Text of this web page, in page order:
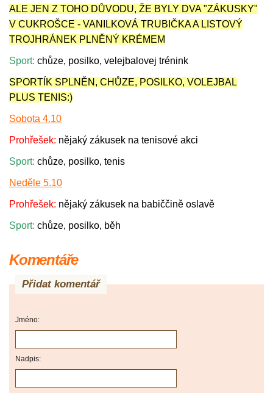
ALE JEN Z TOHO DŮVODU, ŽE BYLY DVA "ZÁKUSKY"
V CUKROŠCE - VANILKOVÁ TRUBIČKA A LISTOVÝ
TROJHRÁNEK PLNĚNÝ KRÉMEM
Sport: chůze, posilko, velejbalovej trénink
SPORTÍK SPLNĚN, CHŮZE, POSILKO, VOLEJBAL
PLUS TENIS:)
Sobota 4.10
Prohřešek: nějaký zákusek na tenisové akci
Sport: chůze, posilko, tenis
Neděle 5.10
Prohřešek: nějaký zákusek na babiččině oslavě
Sport: chůze, posilko, běh
Komentáře
Přidat komentář
Jméno:
Nadpis: